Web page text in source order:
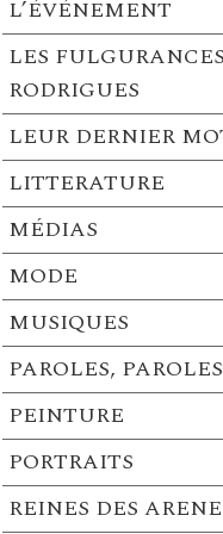
L’ÉVÉNEMENT
LES
RODRIGUES
LEUR DERNIER
LITTERATURE
MÉDIAS
MODE
MUSIQUES
PAROLES,
PEINTURE
PORTRAITS
REINES DES